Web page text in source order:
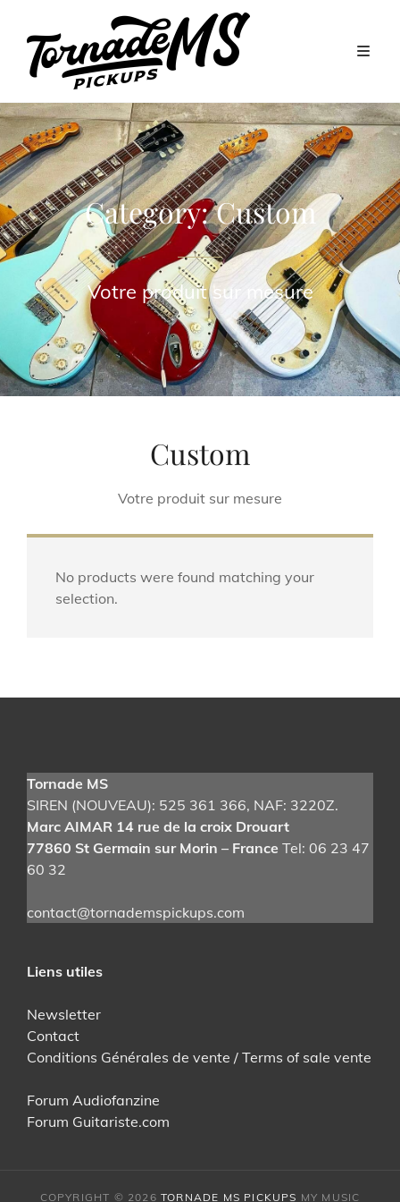
Category:Custom
Votre produit sur mesure
Custom
Votre produit sur mesure
No products were found matching your
selection.
Tornade MS
SIREN (NOUVEAU): 525 361 366, NAF: 3220Z.
Marc AIMAR 14 rue de la croix Drouart
77860 St Germain sur Morin – France Tel: 06 23 47
60 32
contact@tornademspickups.com
Liens utiles
Newsletter
Contact
Conditions Générales de vente / Terms of sale vente
Forum Audiofanzine
Forum Guitariste.com
COPYRIGHT © 2026 TORNADE MS PICKUPS MY MUSIC